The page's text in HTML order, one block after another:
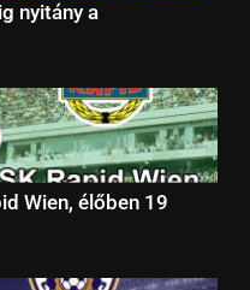
nyitány a
Wien, élőben 19